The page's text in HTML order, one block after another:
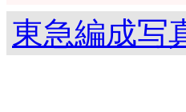
東急編成写